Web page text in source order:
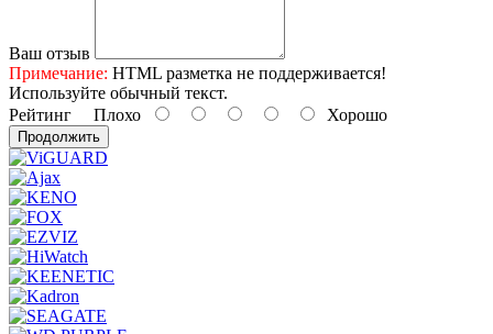
Ваш отзыв
Примечание: HTML разметка не поддерживается!
Используйте обычный текст.
Рейтинг Плохо Хорошо
Продолжить